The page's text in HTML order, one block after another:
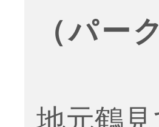
（パー
地元鶴